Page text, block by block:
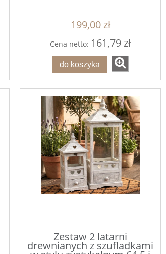
199,00 zł
Cena netto: 161,79 zł
do koszyka
Zestaw 2 latarni
drewnianych z szufladkami